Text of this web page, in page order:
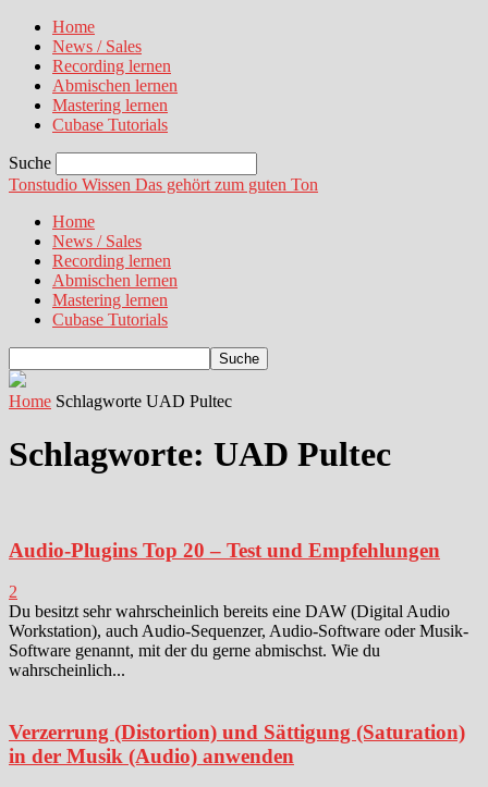
Home
News / Sales
Recording lernen
Abmischen lernen
Mastering lernen
Cubase Tutorials
Suche
Tonstudio Wissen Das gehört zum guten Ton
Home
News / Sales
Recording lernen
Abmischen lernen
Mastering lernen
Cubase Tutorials
Home Schlagworte UAD Pultec
Schlagworte: UAD Pultec
Audio-Plugins Top 20 – Test und Empfehlungen
2
Du besitzt sehr wahrscheinlich bereits eine DAW (Digital Audio
Workstation), auch Audio-Sequenzer, Audio-Software oder Musik-
Software genannt, mit der du gerne abmischst. Wie du
wahrscheinlich...
Verzerrung (Distortion) und Sättigung (Saturation)
in der Musik (Audio) anwenden